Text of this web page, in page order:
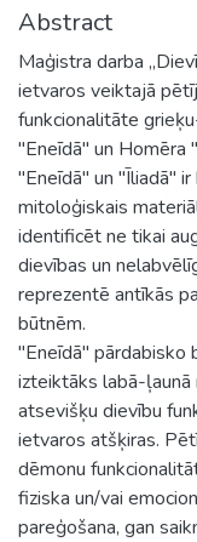
Abstract
Maģistra darba
ietvaros veiktajā
funkcionalitāte
"Eneīdā" un Homēra
"Eneīdā" un "Īliadā"
mitoloģiskais
identificēt ne tikai
dievības un
reprezentē antīkās
būtnēm.
"Eneīdā" pārdabisko
izteiktāks labā-ļaunā
atsevišķu dievību
ietvaros atšķiras.
dēmonu
fiziska un/vai
pareģošana, gan